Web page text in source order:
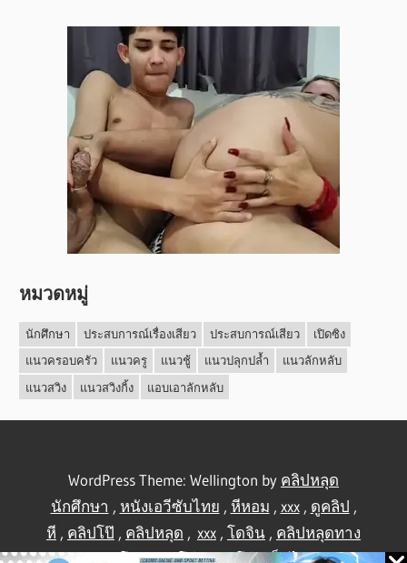
หมวดหมู่
นักศึกษา ประสบการณ์เรื่องเสียว ประสบการณ์เสียว
เปิดซิง
แนวครอบครัว
แนวครู แนวชู้ แนวปลุกปล้ำ
แนวลักหลับ
แนวสวิง
แนวสวิงกิ้ง แอบเอาลักหลับ
WordPress Theme: Wellington by คลิปหลุด
นักศึกษา , หนังเอวีซับไทย , หีหอม , xxx, ดูคลิป ,
หี , คลิปโป๊ , คลิปหลุด , xxx , โดจิน , คลิปหลุดทาง